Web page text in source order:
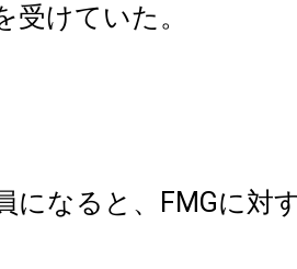
受けていた。
になると、FMGに対